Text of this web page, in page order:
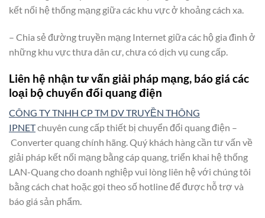
kết nối hệ thống mạng giữa các khu vực ở khoảng cách xa.
– Chia sẻ đường truyền mạng Internet giữa các hộ gia đình ở
những khu vực thưa dân cư, chưa có dịch vụ cung cấp.
Liên hệ nhận tư vấn giải pháp mạng, báo giá các
loại bộ chuyển đổi quang điện
CÔNG TY TNHH CP TM DV TRUYỀN THÔNG
IPNETchuyên cung cấp thiết bị chuyển đổi quang điện –
Converter quang chính hãng. Quý khách hàng cần tư vấn về
giải pháp kết nối mạng bằng cáp quang, triển khai hệ thống
LAN-Quang cho doanh nghiệp vui lòng liên hệ với chúng tôi
bằng cách chat hoặc gọi theo số hotline để được hỗ trợ và
báo giá sản phẩm.